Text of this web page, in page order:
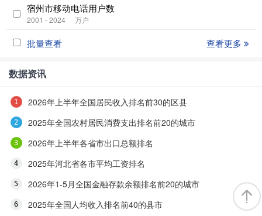
宿州市移动电话用户数
2001 - 2024 万户
批量查看 查看更多
数据资讯
2026年上半年全国居民收入排名前30的区县
2025年全国农村居民消费支出排名前20的城市
2026年上半年各省市出口总额排名
2025年河北省各市平均工资排名
2026年1-5月全国金融存款余额排名前20的城市
2025年全国人均收入排名前40的县市